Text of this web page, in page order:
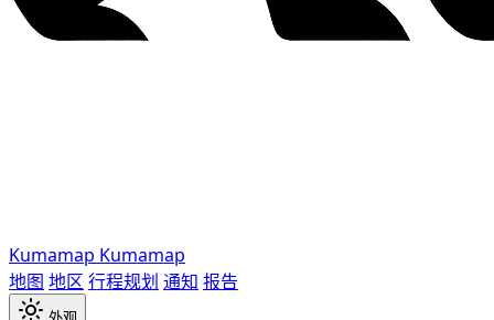
Kumamap Kumamap
地图 地区 行程规划 通知 报告